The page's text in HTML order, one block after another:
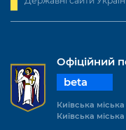
Підприємства,
Річні звіти
Гендерна політика
Безбар'єрність
Портал
Портал послуг
Міський
Уряд» – місцевий
Публічні
Офіційний
beta
Київська
Київська